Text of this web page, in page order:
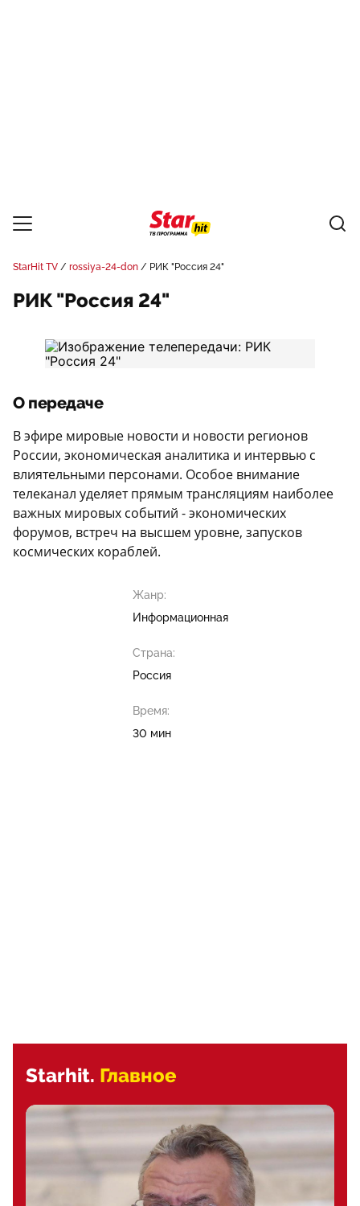
StarHit TV rossiya-24-don РИК "Россия 24"
РИК "Россия 24"
О передаче
В эфире мировые новости и новости регионов
России, экономическая аналитика и интервью с
влиятельными персонами. Особое внимание
телеканал уделяет прямым трансляциям наиболее
важных мировых событий - экономических
форумов, встреч на высшем уровне, запусков
космических кораблей.
Жанр:
Информационная
Страна:
Россия
Время:
30 мин
Starhit. Главное